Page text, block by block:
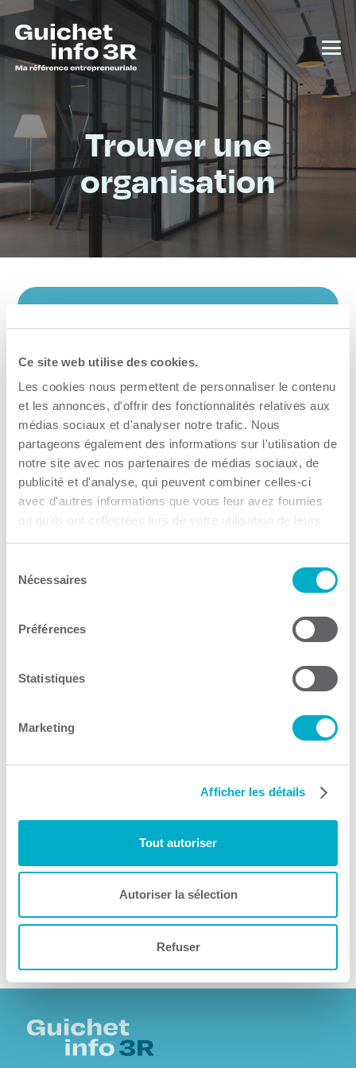
Ce site web utilise des cookies.
Les cookies nous permettent de personnaliser le contenu
et les annonces, d'offrir des fonctionnalités relatives aux
médias sociaux et d'analyser notre trafic. Nous
partageons également des informations sur l'utilisation de
notre site avec nos partenaires de médias sociaux, de
publicité et d'analyse, qui peuvent combiner celles-ci
avec d'autres informations que vous leur avez fournies
ou qu'ils ont collectées lors de votre utilisation de leurs
Nécessaires
Préférences
Statistiques
Marketing
Afficher les détails
Tout autoriser
Autoriser la sélection
Refuser
Trouver une
organisation
entreprise?
Je cherche à…
Trouver des entreprises de
la CCI3R – Institution
financière
Institution financière